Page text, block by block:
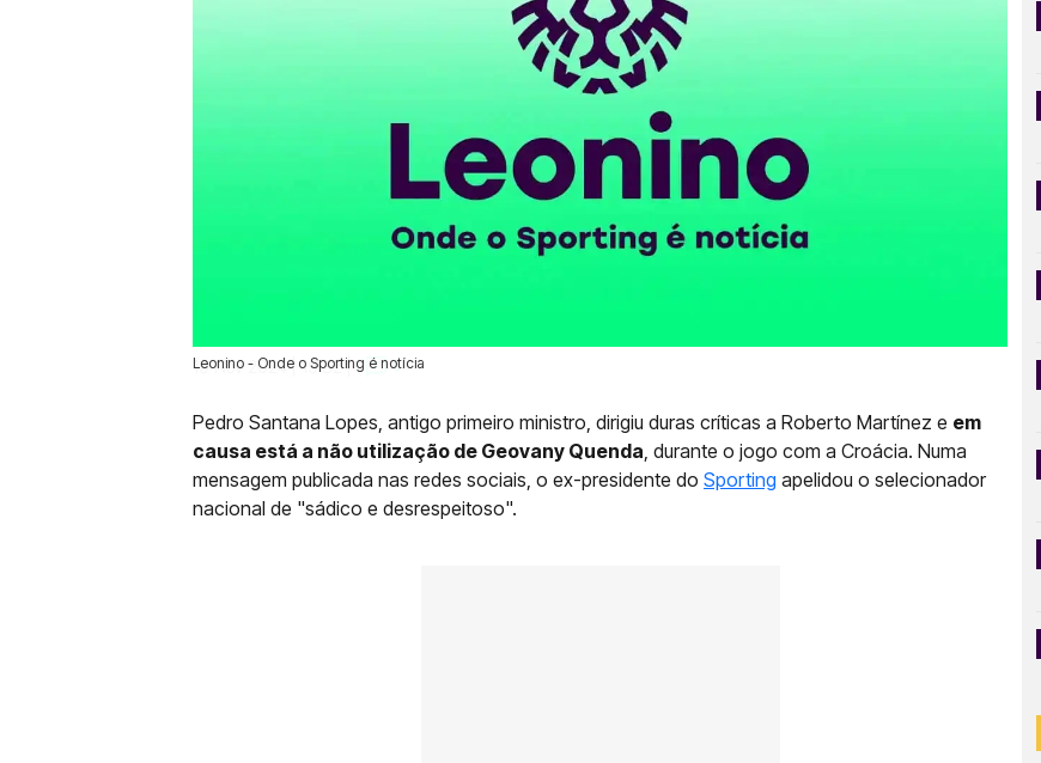
Leonino - Onde o Sporting é notícia
19 Nov 2024 | 19:32 | 0
Pedro Santana Lopes, antigo primeiro ministro, dirigiu duras críticas a Roberto Martínez e em
causa está a não utilização de Geovany Quenda , durante o jogo com a Croácia. Numa
mensagem publicada nas redes sociais, o ex-presidente do Sporting apelidou o selecionador
nacional de "sádico e desrespeitoso".